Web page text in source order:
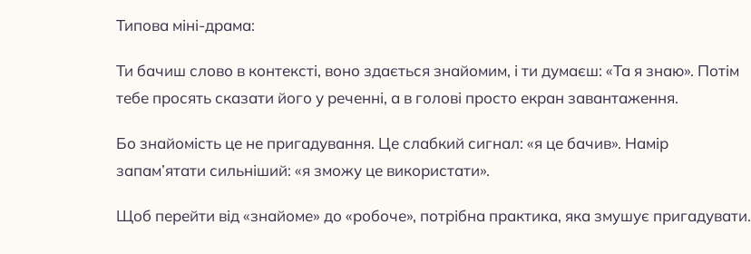
Типова міні-драма:
Ти бачиш слово в контексті, воно здається знайомим, і ти думаєш: «Та я знаю». Потім
тебе просять сказати його у реченні, а в голові просто екран завантаження.
Бо знайомість це не пригадування. Це слабкий сигнал: «я це бачив». Намір
запам’ятати сильніший: «я зможу це використати».
Щоб перейти від «знайоме» до «робоче», потрібна практика, яка змушує пригадувати.